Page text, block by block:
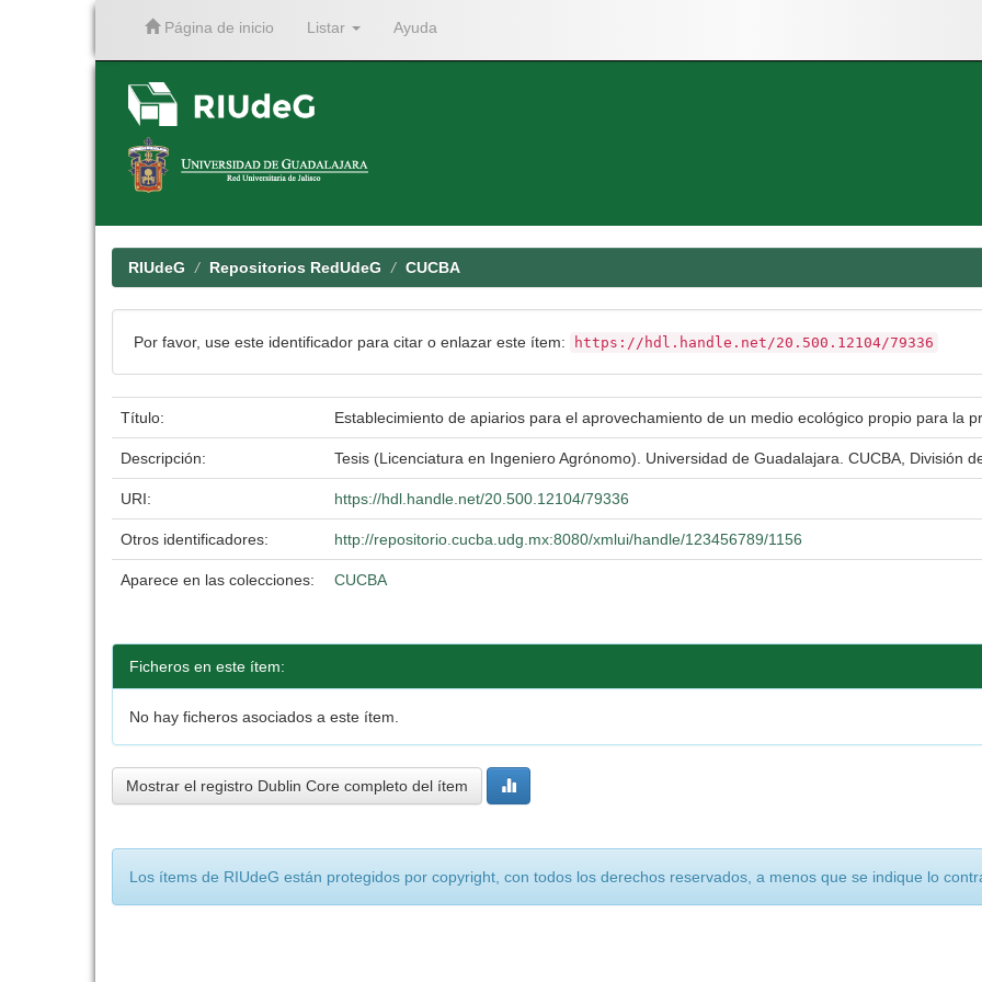
Página de inicio Listar Ayuda
RIUdeG Repositorios RedUdeG CUCBA
Por favor, use este identificador para citar o enlazar este ítem: https://hdl.handle.net/20.500.12104/79336
Título: Establecimiento de apiarios para el aprovechamiento de un medio ecológico propio para la
Descripción: Tesis (Licenciatura en Ingeniero Agrónomo). Universidad de Guadalajara. CUCBA, División
URI: https://hdl.handle.net/20.500.12104/79336
Otros identificadores: http://repositorio.cucba.udg.mx:8080/xmlui/handle/123456789/1156
Aparece en las colecciones: CUCBA
Ficheros en este ítem:
No hay ficheros asociados a este ítem.
Mostrar el registro Dublin Core completo del ítem
Los ítems de RIUdeG están protegidos por copyright, con todos los derechos reservados, a menos que se indique lo